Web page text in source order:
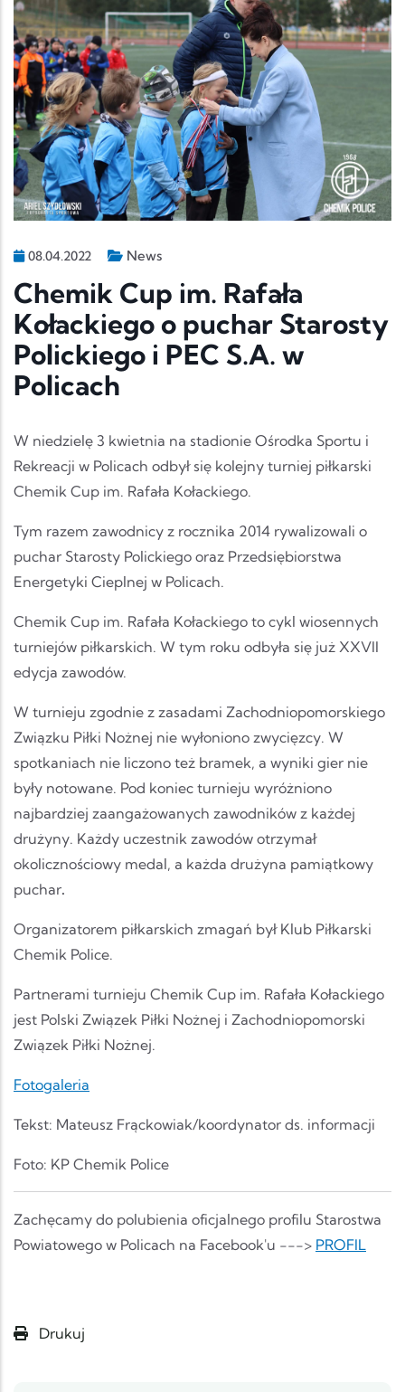
08.04.2022 News
Chemik Cup im. Rafała
Kołackiego o puchar Starosty
Polickiego i PEC S.A. w
Policach
W niedzielę 3 kwietnia na stadionie Ośrodka Sportu i
Rekreacji w Policach odbył się kolejny turniej piłkarski
Chemik Cup im. Rafała Kołackiego.
Tym razem zawodnicy z rocznika 2014 rywalizowali o
puchar Starosty Polickiego oraz Przedsiębiorstwa
Energetyki Cieplnej w Policach.
Chemik Cup im. Rafała Kołackiego to cykl wiosennych
turniejów piłkarskich. W tym roku odbyła się już XXVII
edycja zawodów.
W turnieju zgodnie z zasadami Zachodniopomorskiego
Związku Piłki Nożnej nie wyłoniono zwycięzcy. W
spotkaniach nie liczono też bramek, a wyniki gier nie
były notowane. Pod koniec turnieju wyróżniono
najbardziej zaangażowanych zawodników z każdej
drużyny. Każdy uczestnik zawodów otrzymał
okolicznościowy medal, a każda drużyna pamiątkowy
puchar.
Organizatorem piłkarskich zmagań był Klub Piłkarski
Chemik Police.
Partnerami turnieju Chemik Cup im. Rafała Kołackiego
jest Polski Związek Piłki Nożnej i Zachodniopomorski
Związek Piłki Nożnej.
Fotogaleria
Tekst: Mateusz Frąckowiak/koordynator ds. informacji
Foto: KP Chemik Police
Zachęcamy do polubienia oficjalnego profilu Starostwa
Powiatowego w Policach na Facebook'u ---> PROFIL
Drukuj